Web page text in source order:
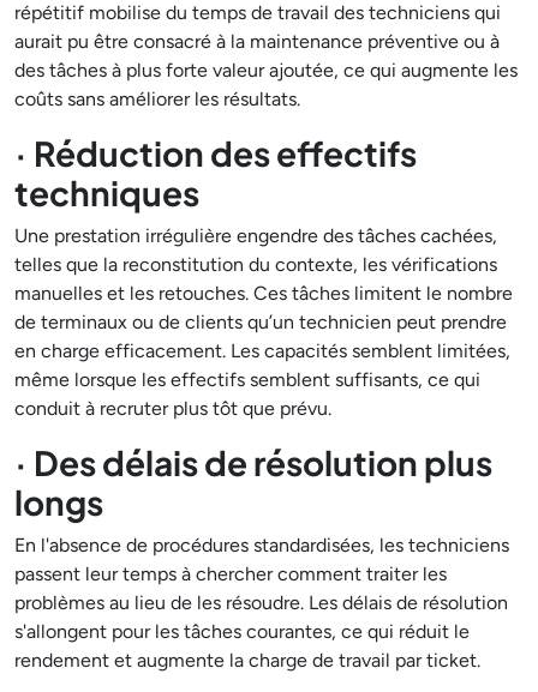
répétitif mobilise du temps de travail des techniciens qui
aurait pu être consacré à la maintenance préventive ou à
des tâches à plus forte valeur ajoutée, ce qui augmente les
coûts sans améliorer les résultats.
· Réduction des effectifs
techniques
Une prestation irrégulière engendre des tâches cachées,
telles que la reconstitution du contexte, les vérifications
manuelles et les retouches. Ces tâches limitent le nombre
de terminaux ou de clients qu’un technicien peut prendre
en charge efficacement. Les capacités semblent limitées,
même lorsque les effectifs semblent suffisants, ce qui
conduit à recruter plus tôt que prévu.
· Des délais de résolution plus
longs
En l'absence de procédures standardisées, les techniciens
passent leur temps à chercher comment traiter les
problèmes au lieu de les résoudre. Les délais de résolution
s'allongent pour les tâches courantes, ce qui réduit le
rendement et augmente la charge de travail par ticket.